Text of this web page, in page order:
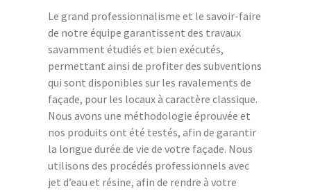
Le grand professionnalisme et le savoir-faire
de notre équipe garantissent des travaux
savamment étudiés et bien exécutés,
permettant ainsi de profiter des subventions
qui sont disponibles sur les ravalements de
façade, pour les locaux à caractère classique.
Nous avons une méthodologie éprouvée et
nos produits ont été testés, afin de garantir
la longue durée de vie de votre façade. Nous
utilisons des procédés professionnels avec
jet d’eau et résine, afin de rendre à votre